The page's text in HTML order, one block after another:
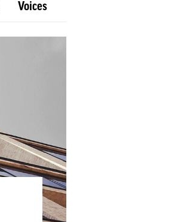
Voices